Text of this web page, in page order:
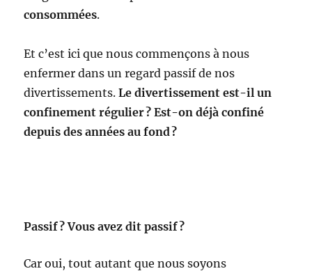
consommées.
Et c’est ici que nous commençons à nous
enfermer dans un regard passif de nos
divertissements.Le divertissement est-il un
confinement régulier ? Est-on déjà confiné
depuis des années au fond ?
Passif ? Vous avez dit passif ?
Car oui, tout autant que nous soyons